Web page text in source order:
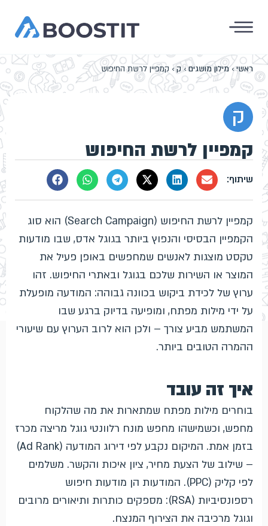
ראשי›מילון מושגים›ק› קמפיין לרשת החיפוש
ק
קמפיין לרשת החיפוש
קמפיין לרשת החיפוש (Search Campaign) הוא סוג
הקמפיין הבסיסי והנפוץ ביותר בגוגל אדס, שבו מודעות
טקסט מוצגות לאנשים שמחפשים באופן פעיל את
המוצר או השירות שלכם בגוגל ובאתרי החיפוש. זהו
ערוץ של לכידת ביקוש בכוונה גבוהה: המודעה מופעלת
על ידי מילות מפתח, ומופיעה בדיוק ברגע שבו
המשתמש מביע צורך – ולכן הוא לרוב הערוץ עם שיעורי
ההמרה הטובים ביותר.
איך זה עובד
בוחרים מילות מפתח שמתארות את מה שהלקוח
מחפש, וכשמישהו מחפש מונח רלוונטי גוגל מריצה מכרז
בזמן אמת. המיקום נקבע לפי דירוג המודעה (Ad Rank)
– שילוב של הצעת מחיר, ציון איכות והקשר. משלמים
לפי קליק (PPC). המודעות הן מודעות חיפוש
רספונסיביות (RSA): מספקים כותרות ותיאורים מרובים
וגוגל מרכיבה את הצירוף המנצח.